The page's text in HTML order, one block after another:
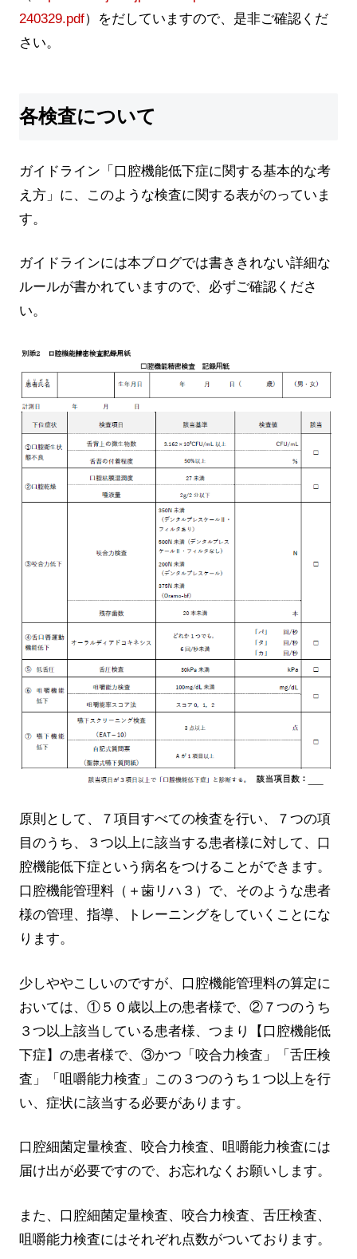
240329.pdf）をだしていますので、是非ご確認くだ
さい。
各検査について
ガイドライン「口腔機能低下症に関する基本的な考
え方」に、このような検査に関する表がのっていま
す。
ガイドラインには本ブログでは書ききれない詳細な
ルールが書かれていますので、必ずご確認くださ
い。
原則として、７項目すべての検査を行い、７つの項
目のうち、３つ以上に該当する患者様に対して、口
腔機能低下症という病名をつけることができます。
口腔機能管理料（＋歯リハ３）で、そのような患者
様の管理、指導、トレーニングをしていくことにな
ります。
少しややこしいのですが、口腔機能管理料の算定に
おいては、①５０歳以上の患者様で、②７つのうち
３つ以上該当している患者様、つまり【口腔機能低
下症】の患者様で、③かつ「咬合力検査」「舌圧検
査」「咀嚼能力検査」この３つのうち１つ以上を行
い、症状に該当する必要があります。
口腔細菌定量検査、咬合力検査、咀嚼能力検査には
届け出が必要ですので、お忘れなくお願いします。
また、口腔細菌定量検査、咬合力検査、舌圧検査、
咀嚼能力検査にはそれぞれ点数がついております。